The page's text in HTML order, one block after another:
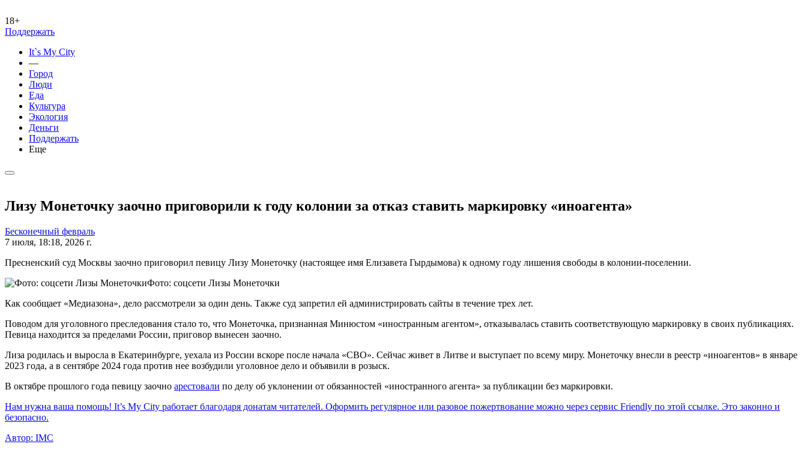
18+
Поддержать
It`s My City
—
Город
Люди
Еда
Культура
Экология
Деньги
Поддержать
Еще
Лизу Монеточку заочно приговорили к году колонии за отказ ставить маркировку «иноагента»
Бесконечный февраль
7 июля, 18:18, 2026 г.
Пресненский суд Москвы заочно приговорил певицу Лизу Монеточку (настоящее имя Елизавета Гырдымова) к одному году лишения свободы в колонии-поселении.
Фото: соцсети Лизы Монеточки
Как сообщает «Медиазона», дело рассмотрели за один день. Также суд запретил ей администрировать сайты в течение трех лет.
Поводом для уголовного преследования стало то, что Монеточка, признанная Минюстом «иностранным агентом», отказывалась ставить соответствующую маркировку в своих публикациях.
Певица находится за пределами России, приговор вынесен заочно.
Лиза родилась и выросла в Екатеринбурге, уехала из России вскоре после начала «СВО». Сейчас живет в Литве и выступает по всему миру. Монеточку внесли в реестр «иноагентов» в январе
2023 года, а в сентябре 2024 года против нее возбудили уголовное дело и объявили в розыск.
В октябре прошлого года певицу заочно арестовали по делу об уклонении от обязанностей «иностранного агента» за публикации без маркировки.
Нам нужна ваша помощь! It’s My City работает благодаря донатам читателей. Оформить регулярное или разовое пожертвование можно через сервис Friendly по этой ссылке. Это законно и
безопасно.
Автор: IMC